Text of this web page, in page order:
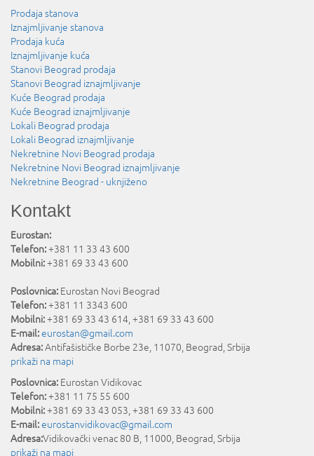
Prodaja stanova
Iznajmljivanje stanova
Prodaja kuća
Iznajmljivanje kuća
Stanovi Beograd prodaja
Stanovi Beograd iznajmljivanje
Kuće Beograd prodaja
Kuće Beograd iznajmljivanje
Lokali Beograd prodaja
Lokali Beograd iznajmljivanje
Nekretnine Novi Beograd prodaja
Nekretnine Novi Beograd iznajmljivanje
Nekretnine Beograd - uknjiženo
Kontakt
Eurostan:
Telefon:+381 11 33 43 600
Mobilni:+381 69 33 43 600
Poslovnica: Eurostan Novi Beograd
Telefon:+381 11 3343 600
Mobilni:+381 69 33 43 614, +381 69 33 43 600
E-mail:eurostan@gmail.com
Adresa:Antifašističke Borbe 23e, 11070, Beograd,Srbija
prikaži na mapi
Poslovnica: Eurostan Vidikovac
Telefon:+381 11 75 55 600
Mobilni:+381 69 33 43 053, +381 69 33 43 600
E-mail:eurostanvidikovac@gmail.com
Adresa:Vidikovački venac 80 B, 11000, Beograd,Srbija
prikaži na mapi